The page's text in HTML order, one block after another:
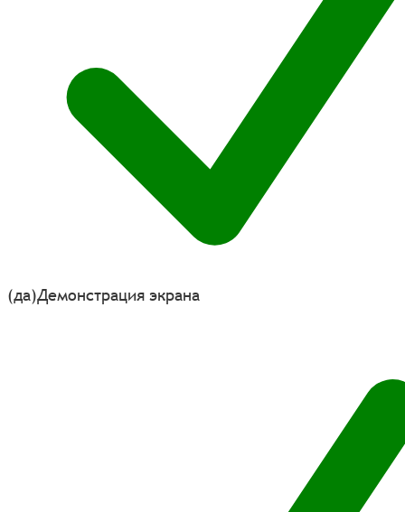
(да)Демонстрация экрана